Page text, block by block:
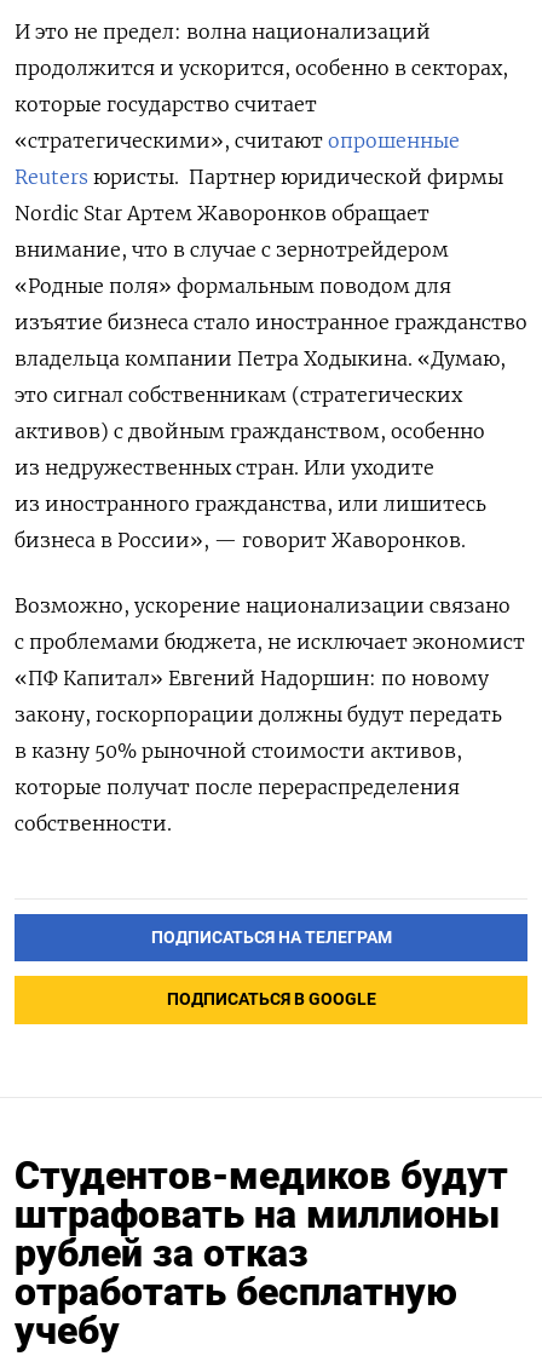
И это не предел: волна национализаций
продолжится и ускорится, особенно в секторах,
которые государство считает
«стратегическими», считают опрошенные
Reuters юристы. Партнер юридической фирмы
Nordic Star Артем Жаворонков обращает
внимание, что в случае с зернотрейдером
«Родные поля» формальным поводом для
изъятие бизнеса стало иностранное гражданство
владельца компании Петра Ходыкина. «Думаю,
это сигнал собственникам (стратегических
активов) с двойным гражданством, особенно
из недружественных стран. Или уходите
из иностранного гражданства, или лишитесь
бизнеса в России», — говорит Жаворонков.
Возможно, ускорение национализации связано
с проблемами бюджета, не исключает экономист
«ПФ Капитал» Евгений Надоршин: по новому
закону, госкорпорации должны будут передать
в казну 50% рыночной стоимости активов,
которые получат после перераспределения
собственности.
ПОДПИСАТЬСЯ НА ТЕЛЕГРАМ
ПОДПИСАТЬСЯ В GOOGLE
Студентов-медиков будут
штрафовать на миллионы
рублей за отказ
отработать бесплатную
учебу